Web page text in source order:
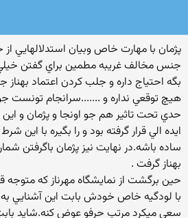
جنس مخالف غريبه مطمين براي گفتن خيلي
بگه احتياج داره و جلب كردن اعتماد
هيچ توقعي نداره و .......سرانجام تونست
حدي تحت تاثير هم جو اونجا و پژمان و
ساده باشه.در نهايت نيز پژمان باگرفتن
بهناز گرفت .
حين برگشت از نمايشگاه مهرناز كه
با لودگيه خاص خودش بابت اين آشنايي به